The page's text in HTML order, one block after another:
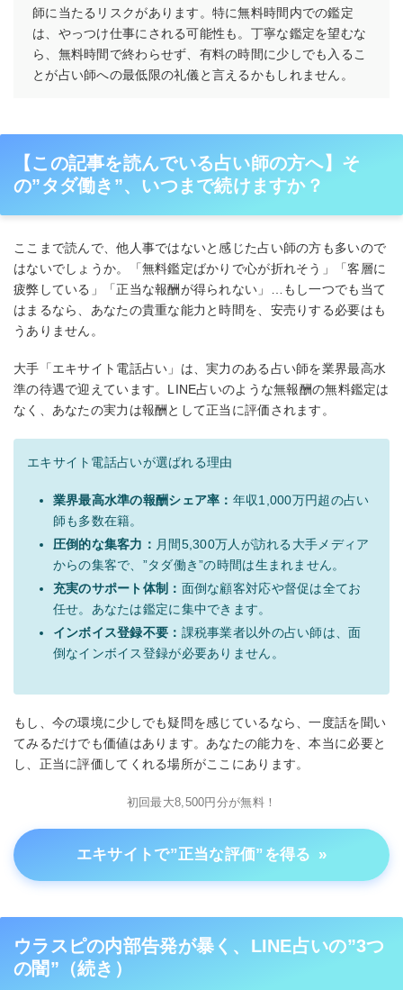
師に当たるリスクがあります。特に無料時間内での鑑定
は、やっつけ仕事にされる可能性も。丁寧な鑑定を望むな
ら、無料時間で終わらせず、有料の時間に少しでも入るこ
とが占い師への最低限の礼儀と言えるかもしれません。
【この記事を読んでいる占い師の方へ】そ
の”タダ働き”、いつまで続けますか？
ここまで読んで、他人事ではないと感じた占い師の方も多いので
はないでしょうか。「無料鑑定ばかりで心が折れそう」「客層に
疲弊している」「正当な報酬が得られない」…もし一つでも当て
はまるなら、あなたの貴重な能力と時間を、安売りする必要はも
うありません。
大手「エキサイト電話占い」は、実力のある占い師を業界最高水
準の待遇で迎えています。LINE占いのような無報酬の無料鑑定は
なく、あなたの実力は報酬として正当に評価されます。
エキサイト電話占いが選ばれる理由
業界最高水準の報酬シェア率： 年収1,000万円超の占い
師も多数在籍。
圧倒的な集客力： 月間5,300万人が訪れる大手メディア
からの集客で、”タダ働き”の時間は生まれません。
充実のサポート体制： 面倒な顧客対応や督促は全てお
任せ。あなたは鑑定に集中できます。
インボイス登録不要： 課税事業者以外の占い師は、面
倒なインボイス登録が必要ありません。
もし、今の環境に少しでも疑問を感じているなら、一度話を聞い
てみるだけでも価値はあります。あなたの能力を、本当に必要と
し、正当に評価してくれる場所がここにあります。
エキサイトで”正当な評価”を得る »
ウラスピの内部告発が暴く、LINE占いの”3つ
の闇”（続き）